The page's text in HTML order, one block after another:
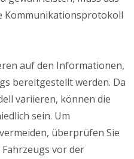
Kommunikationsprotokoll
auf den Informationen,
bereitgestellt werden. Da
variieren, können die
sein. Um
überprüfen Sie
vor der